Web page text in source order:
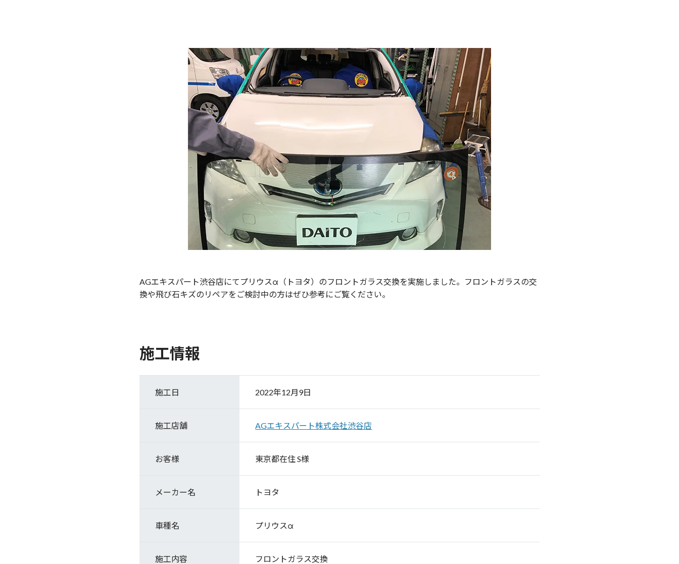
AGエキスパート渋谷店にてプリウスα（トヨタ）のフロントガラス交換を実施しました。フロントガラスの交
換や飛び石キズのリペアをご検討中の方はぜひ参考にご覧ください。
施工情報
施工日 2022年12月9日
施工店舗 AGエキスパート株式会社渋谷店
お客様 東京都在住 S様
メーカー名 トヨタ
車種名 プリウスα
施工内容 フロントガラス交換